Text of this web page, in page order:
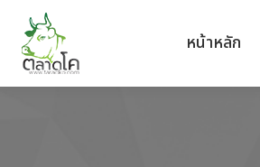
หน้าหลัก
หน้าหลัก